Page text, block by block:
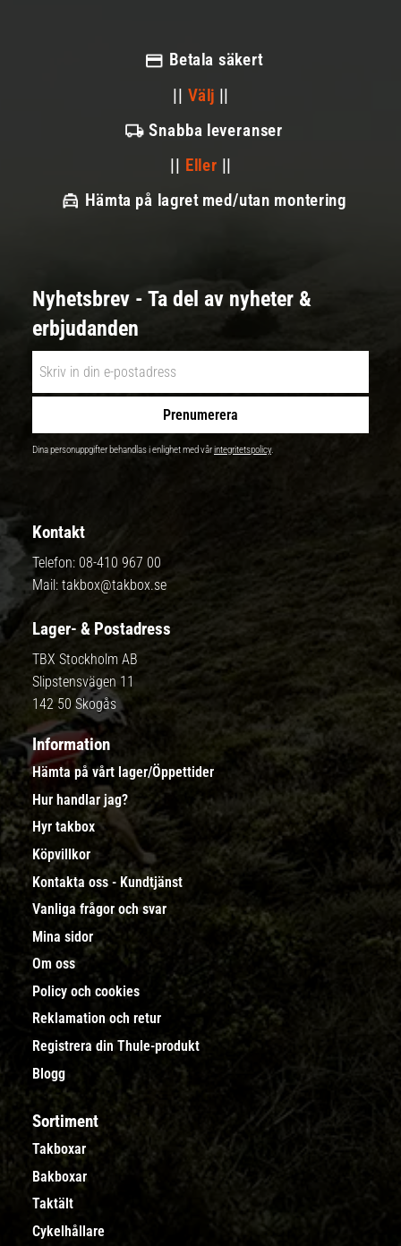
Betala säkert
|| Välj ||
Snabba leveranser
|| Eller ||
Hämta på lagret med/utan montering
Nyhetsbrev - Ta del av nyheter &
erbjudanden
Prenumerera
Dina personuppgifter behandlas i enlighet med vårintegritetspolicy.
Kontakt
Telefon: 08-410 967 00
Mail: takbox@takbox.se
Lager- & Postadress
TBX Stockholm AB
Slipstensvägen 11
142 50 Skogås
Information
Hämta på vårt lager/Öppettider
Hur handlar jag?
Hyr takbox
Köpvillkor
Kontakta oss - Kundtjänst
Vanliga frågor och svar
Mina sidor
Om oss
Policy och cookies
Reklamation och retur
Registrera din Thule-produkt
Blogg
Sortiment
Takboxar
Bakboxar
Taktält
Cykelhållare